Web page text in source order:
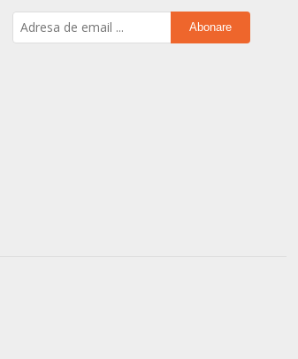
Abonare